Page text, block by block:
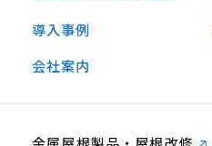
導入事例
会社案内